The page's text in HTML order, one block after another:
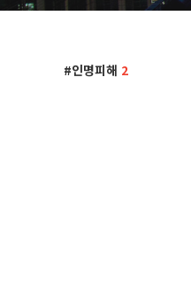
인명피해 2